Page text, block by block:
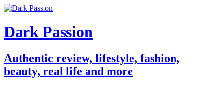
Dark Passion
Authentic review, lifestyle, fashion,
beauty, real life and more